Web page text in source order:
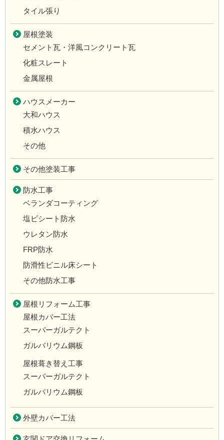
タイル張り
屋根塗装
セメント瓦・洋風コンクリート瓦
化粧スレート
金属屋根
ハウスメーカー
大和ハウス
積水ハウス
その他
その他塗装工事
防水工事
ベランダコーティング
塩ビシート防水
ウレタン防水
FRP防水
防滑性ビニル床シート
その他防水工事
屋根リフォーム工事
屋根カバー工法
スーパーガルテクト
ガルバリウム鋼板
屋根葺き替え工事
スーパーガルテクト
ガルバリウム鋼板
外壁カバー工法